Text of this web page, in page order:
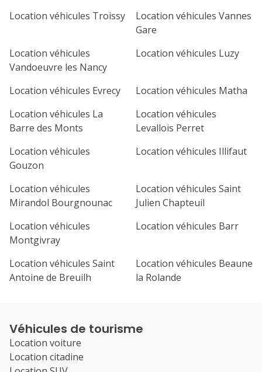
Location véhicules Troissy
Location véhicules Vannes
Gare
Location véhicules
Vandoeuvre les Nancy
Location véhicules Luzy
Location véhicules Evrecy
Location véhicules Matha
Location véhicules La
Barre des Monts
Location véhicules
Levallois Perret
Location véhicules
Gouzon
Location véhicules Illifaut
Location véhicules
Mirandol Bourgnounac
Location véhicules Saint
Julien Chapteuil
Location véhicules
Montgivray
Location véhicules Barr
Location véhicules Saint
Antoine de Breuilh
Location véhicules Beaune
la Rolande
Véhicules de tourisme
Location voiture
Location citadine